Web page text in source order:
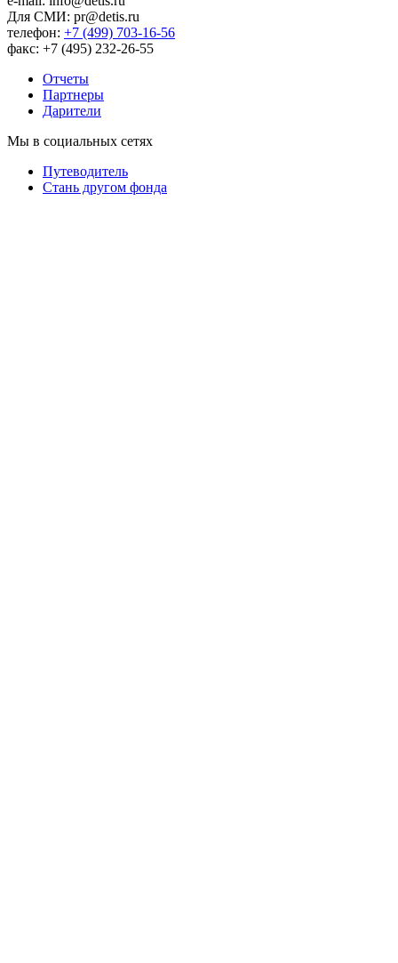
Для СМИ: pr@detis.ru
телефон: +7 (499) 703-16-56
факс: +7 (495) 232-26-55
Отчеты
Партнеры
Дарители
Мы в социальных сетях
Путеводитель
Cтань другом фонда